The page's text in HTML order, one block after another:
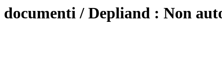
documenti / Depliand : Non